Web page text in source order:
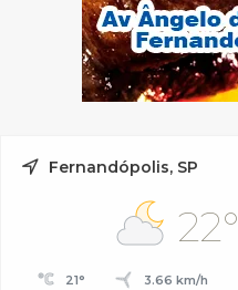
Fernandópolis, SP
22°
21° 3.66 km/h